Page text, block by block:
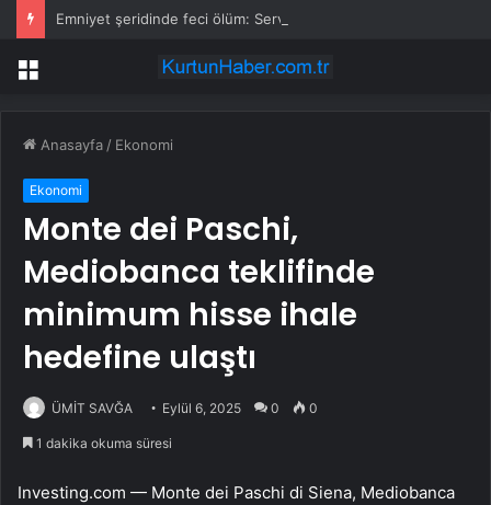
Menü
Anasayfa / Ekonomi
Ekonomi
Monte dei Paschi,
Mediobanca teklifinde
minimum hisse ihale
hedefine ulaştı
ÜMİT SAVĞA Eylül 6, 2025 0 0
1 dakika okuma süresi
Investing.com — Monte dei Paschi di Siena, Mediobanca